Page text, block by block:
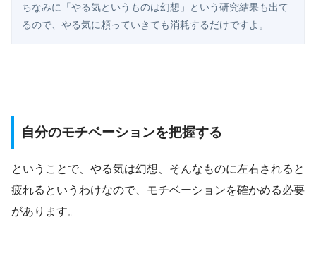
ちなみに「やる気というものは幻想」という研究結果も出て
るので、やる気に頼っていきても消耗するだけですよ。
自分のモチベーションを把握する
ということで、やる気は幻想、そんなものに左右されると
疲れるというわけなので、モチベーションを確かめる必要
があります。